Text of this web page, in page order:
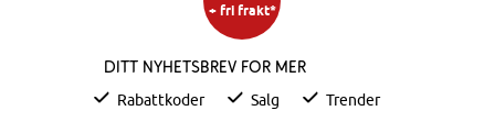
+ fri frakt*
Ditt nyhetsbrev for mer
Rabattkoder Salg Trender